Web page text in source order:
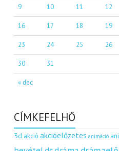
« dec
9 10 11 12
16 17 18 19
23 24 25 26
30 31
CÍMKEFELHŐ
3d akció akcióelőzetes animáció